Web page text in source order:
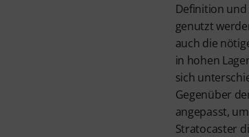
Definition
genutzt
auch die
in hohen
sich
Gegenüber
angepasst,
Stratocaster